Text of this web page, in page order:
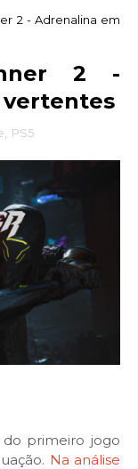
2 - Adrenalina em
2 -
vertentes
PS5
do primeiro jogo
Na análise